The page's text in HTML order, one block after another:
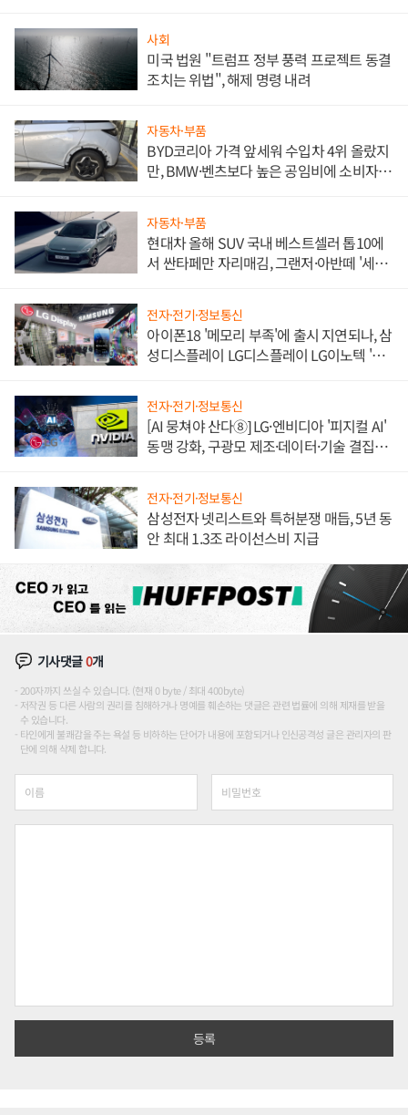
사회
미국 법원 "트럼프 정부 풍력 프로젝트 동결
조치는 위법", 해제 명령 내려
자동차·부품
BYD코리아 가격 앞세워 수입차 4위 올랐지
만, BMW·벤츠보다 높은 공임비에 소비자
자동차·부품
현대차 올해 SUV 국내 베스트셀러 톱10에
서 싼타페만 자리매김, 그랜저·아반떼 '세단
전자·전기·정보통신
아이폰18 '메모리 부족'에 출시 지연되나, 삼
성디스플레이 LG디스플레이 LG이노텍 '탈
전자·전기·정보통신
[AI 뭉쳐야 산다⑧] LG·엔비디아 '피지컬 AI'
동맹 강화, 구광모 제조·데이터·기술 결집
전자·전기·정보통신
삼성전자 넷리스트와 특허분쟁 매듭, 5년 동
안 최대 1.3조 라이선스비 지급
기사댓글0개
200자까지 쓰실 수 있습니다. (현재 0 byte / 최대 400byte)
저작권 등 다른 사람의 권리를 침해하거나 명예를 훼손하는 댓글은 관련 법률에 의해 제재를 받을
수 있습니다.
타인에게 불쾌감을 주는 욕설 등 비하하는 단어가 내용에 포함되거나 인신공격성 글은 관리자의 판
단에 의해 삭제 합니다.